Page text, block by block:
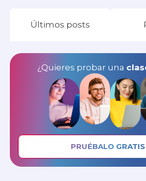
Últimos posts
¿Quieres probar una
PRUÉBALO GRATIS